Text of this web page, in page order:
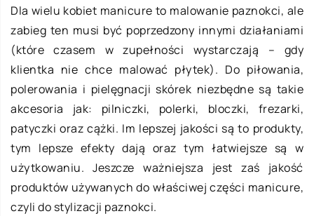
Dla wielu kobiet manicure to malowanie paznokci, ale
zabieg ten musi być poprzedzony innymi działaniami
(które czasem w zupełności wystarczają – gdy
klientka nie chce malować płytek). Do piłowania,
polerowania i pielęgnacji skórek niezbędne są takie
akcesoria jak: pilniczki, polerki, bloczki, frezarki,
patyczki oraz cążki. Im lepszej jakości są to produkty,
tym lepsze efekty dają oraz tym łatwiejsze są w
użytkowaniu. Jeszcze ważniejsza jest zaś jakość
produktów używanych do właściwej części manicure,
czyli do stylizacji paznokci.